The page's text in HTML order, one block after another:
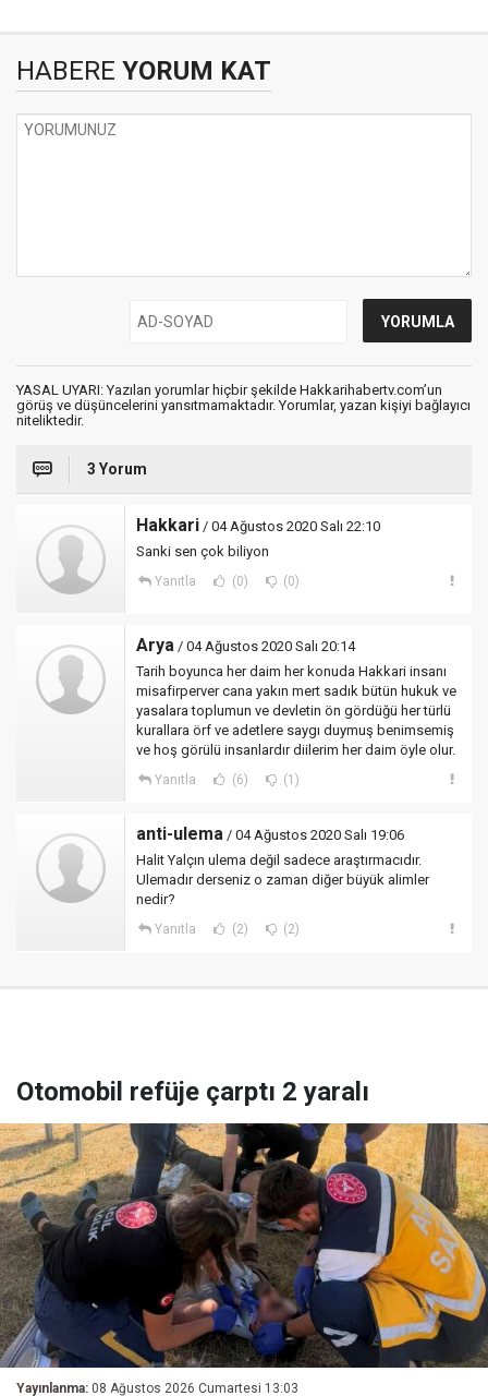
HABERE YORUM KAT
YASAL UYARI: Yazılan yorumlar hiçbir şekilde Hakkarihabertv.com’un
görüş ve düşüncelerini yansıtmamaktadır. Yorumlar, yazan kişiyi bağlayıcı
niteliktedir.
3 Yorum
Hakkari / 04 Ağustos 2020 Salı 22:10
Sanki sen çok biliyon
Yanıtla (0) (0)
Arya / 04 Ağustos 2020 Salı 20:14
Tarih boyunca her daim her konuda Hakkari insanı
misafirperver cana yakın mert sadık bütün hukuk ve
yasalara toplumun ve devletin ön gördüğü her türlü
kurallara örf ve adetlere saygı duymuş benimsemiş
ve hoş görülü insanlardır diilerim her daim öyle olur.
Yanıtla (6) (1)
anti-ulema / 04 Ağustos 2020 Salı 19:06
Halit Yalçın ulema değil sadece araştırmacıdır.
Ulemadır derseniz o zaman diğer büyük alimler
nedir?
Yanıtla (2) (2)
Otomobil refüje çarptı 2 yaralı
Yayınlanma: 08 Ağustos 2026 Cumartesi 13:03